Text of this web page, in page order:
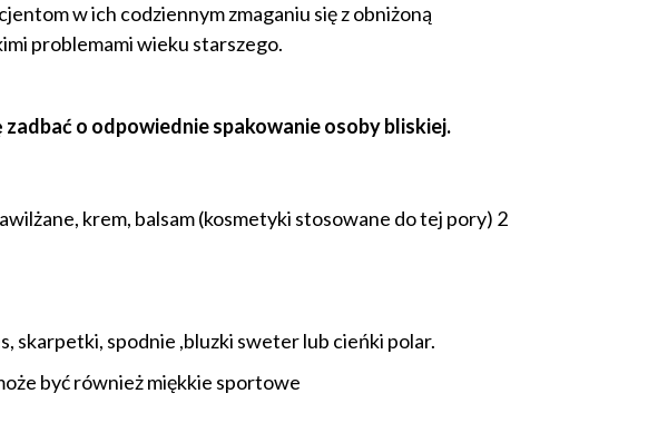
w ich codziennym zmaganiu się z obniżoną
problemami wieku starszego.
o odpowiednie spakowanie osoby bliskiej.
krem, balsam (kosmetyki stosowane do tej pory) 2
skarpetki, spodnie ,bluzki sweter lub cieńki polar.
być również miękkie sportowe